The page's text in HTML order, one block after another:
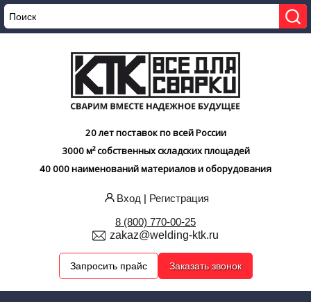
20 лет поставок по всей России
3000 м² собственных складских площадей
40 000 наименований материалов и оборудования
Вход | Регистрация
8 (800) 770-00-25
zakaz@welding-ktk.ru
Запросить прайс Заказать звонок